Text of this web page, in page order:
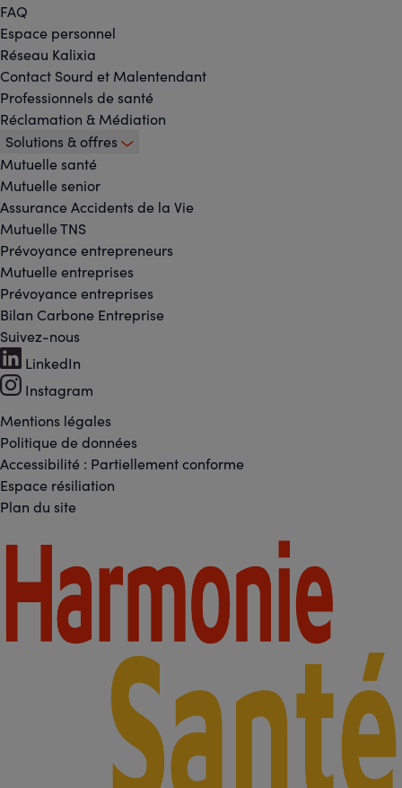
FAQ
Espace personnel
Réseau Kalixia
Contact Sourd et Malentendant
Professionnels de santé
Réclamation & Médiation
Solutions & offres
Mutuelle santé
Mutuelle senior
Assurance Accidents de la Vie
Mutuelle TNS
Prévoyance entrepreneurs
Mutuelle entreprises
Prévoyance entreprises
Bilan Carbone Entreprise
Footer
-
Réseaux
sociaux
Suivez-nous
LinkedIn
Instagram
Footer
-
Liens
légaux
Mentions légales
Politique de données
Accessibilité : Partiellement conforme
Espace résiliation
Plan du site
Footer
Partenaires